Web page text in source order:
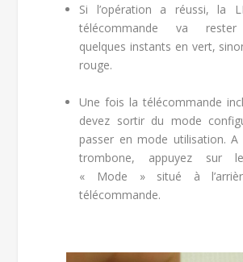
Si l’opération a réussi, la
télécommande va rester
quelques instants en vert,
rouge.
Une fois la télécommande
devez sortir du mode
passer en mode utilisation. A
trombone, appuyez sur
« Mode » situé à
télécommande.